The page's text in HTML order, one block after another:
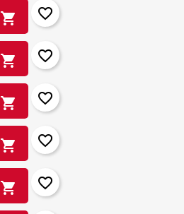
shopping_cart favorite_border
shopping_cart favorite_border
shopping_cart favorite_border
shopping_cart favorite_border
shopping_cart favorite_border